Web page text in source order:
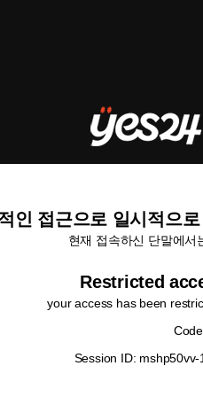
인 접근으로 일시적으
현재 접속하신 단말에서
Restricted
your access has been
Session ID: